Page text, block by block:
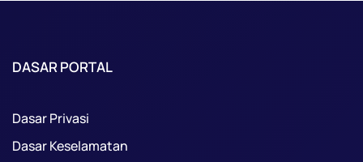
DASAR PORTAL
Dasar Privasi
Dasar Keselamatan